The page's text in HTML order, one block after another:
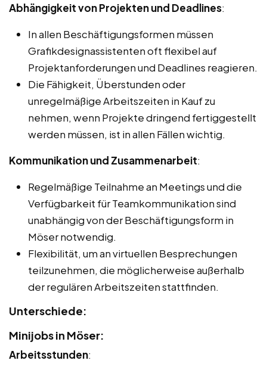
Abhängigkeit von Projekten und Deadlines:
In allen Beschäftigungsformen müssen
Grafikdesignassistenten oft flexibel auf
Projektanforderungen und Deadlines reagieren.
Die Fähigkeit, Überstunden oder
unregelmäßige Arbeitszeiten in Kauf zu
nehmen, wenn Projekte dringend fertiggestellt
werden müssen, ist in allen Fällen wichtig.
Kommunikation und Zusammenarbeit:
Regelmäßige Teilnahme an Meetings und die
Verfügbarkeit für Teamkommunikation sind
unabhängig von der Beschäftigungsform in
Möser notwendig.
Flexibilität, um an virtuellen Besprechungen
teilzunehmen, die möglicherweise außerhalb
der regulären Arbeitszeiten stattfinden.
Unterschiede:
Minijobs in Möser:
Arbeitsstunden: